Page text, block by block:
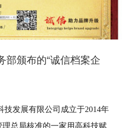
部颁布的“诚信档案企
技发展有限公司成立于2014年
总局核准的一家用高科技赋